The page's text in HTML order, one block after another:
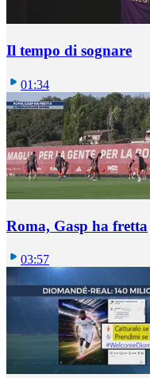
Il tempo di sognare
01:34
Roma, Gasp ha fretta
03:57